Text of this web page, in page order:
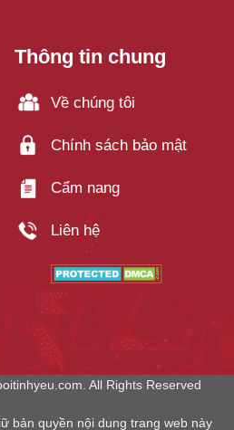
Thông tin chung
Về chúng tôi
Chính sách bảo mật
Cẩm nang
Liên hệ
All Rights Reserved
bản quyền nội dung trang web này